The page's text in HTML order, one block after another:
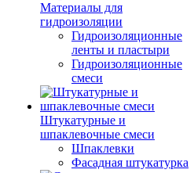
Материалы для
гидроизоляции
Гидроизоляционные
ленты и пластыри
Гидроизоляционные
смеси
Штукатурные и
шпаклевочные смеси
Шпаклевки
Фасадная штукатурка